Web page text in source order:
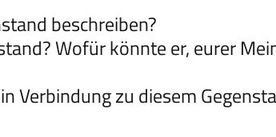
beschreiben?
Wofür könnte er, eurer
Verbindung zu diesem